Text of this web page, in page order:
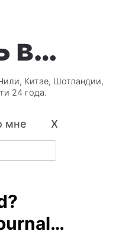
в…
Китае, Шотландии,
24 года.
мне X